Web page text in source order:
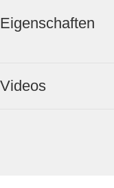
Eigenschaften
Videos